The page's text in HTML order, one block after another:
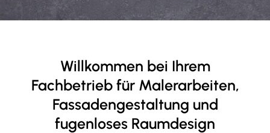
Willkommen bei Ihrem
Fachbetrieb für Malerarbeiten,
Fassadengestaltung und
fugenloses Raumdesign